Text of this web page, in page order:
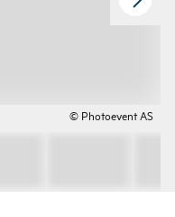
© Photoevent AS